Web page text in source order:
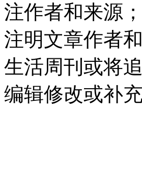
注作者和来源
注明文章作者
生活周刊或将
编辑修改或补充